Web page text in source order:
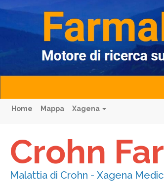
Home Mappa Xagena
Crohn
Malattia di Crohn - Xagena